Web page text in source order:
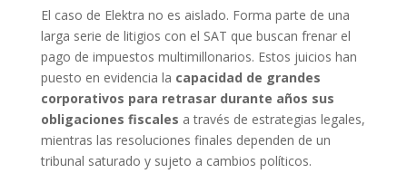
El caso de Elektra no es aislado. Forma parte de una
larga serie de litigios con el SAT que buscan frenar el
pago de impuestos multimillonarios. Estos juicios han
puesto en evidencia la capacidad de grandes
corporativos para retrasar durante años sus
obligaciones fiscales a través de estrategias legales,
mientras las resoluciones finales dependen de un
tribunal saturado y sujeto a cambios políticos.